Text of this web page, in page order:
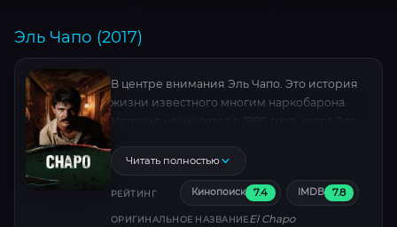
Эль Чапо (2017)
В центре внимания Эль Чапо. Это история
жизни известного многим наркобарона.
История начинается в 1980 года, когда Эль
работать на картель Гвадалахары.
Читать полностью
РЕЙТИНГ Кинопоиск 7.4 IMDB 7.8
ОРИГИНАЛЬНОЕ НАЗВАНИЕEl Chapo